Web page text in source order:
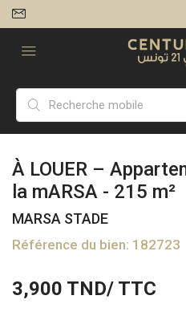
À LOUER –
la mARSA - 215 m²
MARSA STADE
Référence du bien: 182723
3,900 TND/ TTC